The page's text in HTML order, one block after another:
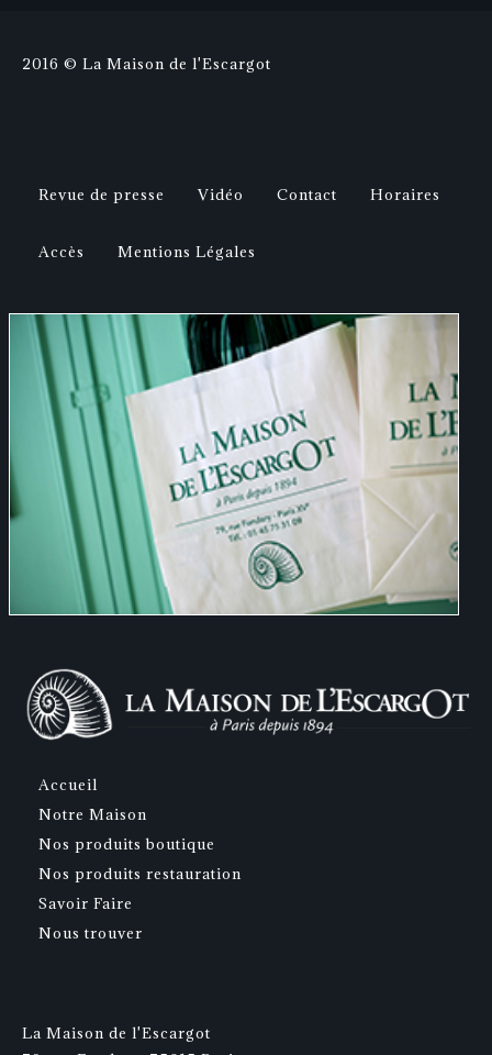
2016 © La Maison de l'Escargot
Revue de presse Vidéo Contact Horaires
Accès Mentions Légales
Accueil
Notre Maison
Nos produits boutique
Nos produits restauration
Savoir Faire
Nous trouver
La Maison de l'Escargot